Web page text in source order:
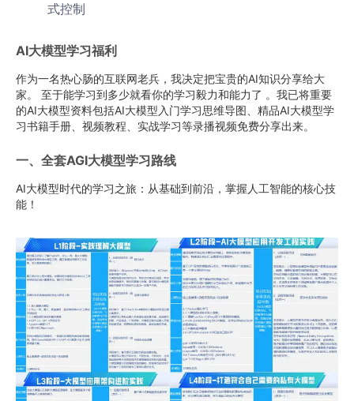
式控制
AI大模型学习福利
作为一名热心肠的互联网老兵，我决定把宝贵的AI知识分享给大
家。 至于能学习到多少就看你的学习毅力和能力了 。我已将重要
的AI大模型资料包括AI大模型入门学习思维导图、精品AI大模型学
习书籍手册、视频教程、实战学习等录播视频免费分享出来。
一、全套AGI大模型学习路线
AI大模型时代的学习之旅：从基础到前沿，掌握人工智能的核心技
能！